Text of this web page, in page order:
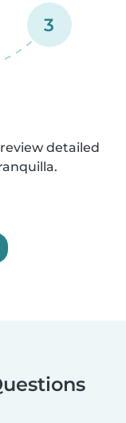
3
detailed